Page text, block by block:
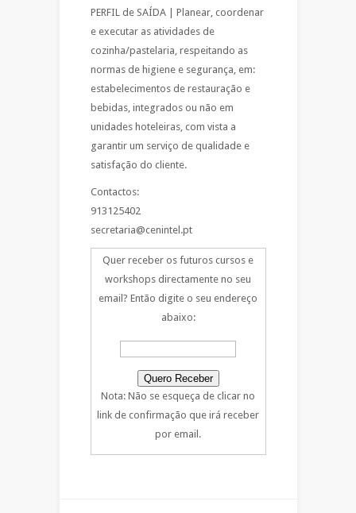
PERFIL de SAÍDA | Planear, coordenar
e executar as atividades de
cozinha­/pastelaria, respeitando as
normas de higiene e segurança, em:
estabelecimentos de restauração e
bebidas, integrados ou não em
unidades hoteleiras, com vista a
garantir um serviço de qualidade e
satisfação do cliente.
Contactos:
913125402
secretaria@cenintel.pt
Quer receber os futuros cursos e
workshops directamente no seu
email? Então digite o seu endereço
abaixo:
Nota: Não se esqueça de clicar no
link de confirmação que irá receber
por email.